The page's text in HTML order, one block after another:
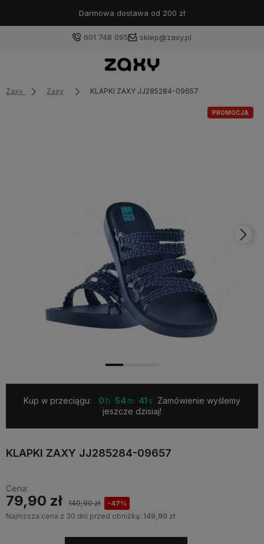
Darmowa dostawa od 200 zł
601 748 095 sklep@zaxy.pl
Zaxy Zaxy KLAPKI ZAXY JJ285284-09657
PROMOCJA
Kup w przeciągu: 0 54 40
Zamówienie wyślemy
jeszcze dzisiaj!
KLAPKI ZAXY JJ285284-09657
Cena:
79,90 zł 149,90 zł -47%
Najniższa cena z 30 dni przed obniżką: 149,90 zł